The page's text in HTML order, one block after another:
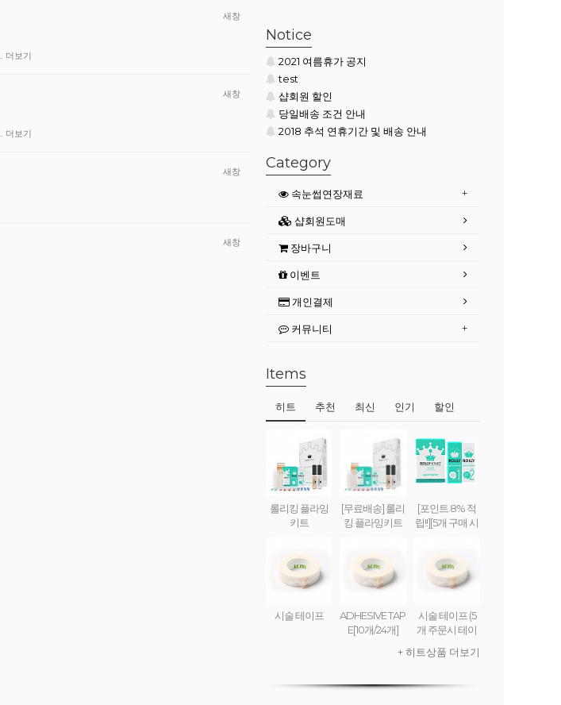
새창
더보기
새창
더보기
새창
새창
쇼핑몰현황/기타 > 배너관리에서
배너를 등록해 주세요.
Notice
2021 여름휴가 공지
test
샵회원 할인
당일배송 조건 안내
2018 추석 연휴기간 및 배송 안내
Category
속눈썹연장재료
샵회원도매
장바구니
이벤트
개인결제
커뮤니티
Items
히트 추천 최신 인기 할인
롤리킹 플라잉
키트
[무료배송] 롤리
킹 플라잉키트
[포인트 8% 적
립!!][5개 구매 시
(set) ROLLY KI
NG FLYING CR
EAM
시술 테이프
ADHESIVE TAP
E[10개/24개]
시술 테이프 (5
개 주문시 테이
료)
+ 히트상품 더보기